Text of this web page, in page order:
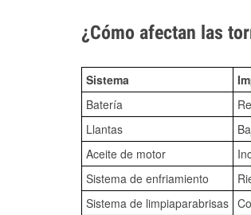
¿Cómo afectan las
Sistema
Batería
Llantas
Aceite de motor
Sistema de enfriamiento
Sistema de limpiaparabrisas